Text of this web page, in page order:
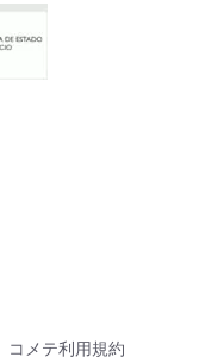
コメテ利用規約